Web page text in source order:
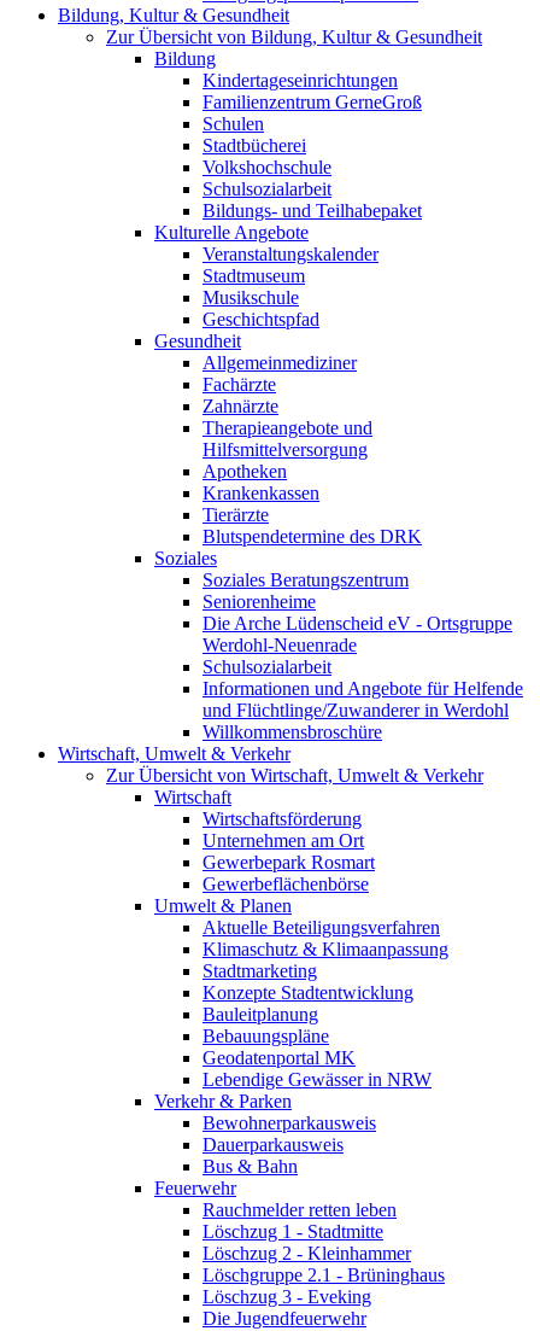
Bildung, Kultur & Gesundheit
Zur Übersicht von Bildung, Kultur & Gesundheit
Bildung
Kindertageseinrichtungen
Familienzentrum GerneGroß
Schulen
Stadtbücherei
Volkshochschule
Schulsozialarbeit
Bildungs- und Teilhabepaket
Kulturelle Angebote
Veranstaltungskalender
Stadtmuseum
Musikschule
Geschichtspfad
Gesundheit
Allgemeinmediziner
Fachärzte
Zahnärzte
Therapieangebote und
Hilfsmittelversorgung
Apotheken
Krankenkassen
Tierärzte
Blutspendetermine des DRK
Soziales
Soziales Beratungszentrum
Seniorenheime
Die Arche Lüdenscheid eV - Ortsgruppe
Werdohl-Neuenrade
Schulsozialarbeit
Informationen und Angebote für Helfende
und Flüchtlinge/Zuwanderer in Werdohl
Willkommensbroschüre
Wirtschaft, Umwelt & Verkehr
Zur Übersicht von Wirtschaft, Umwelt & Verkehr
Wirtschaft
Wirtschaftsförderung
Unternehmen am Ort
Gewerbepark Rosmart
Gewerbeflächenbörse
Umwelt & Planen
Aktuelle Beteiligungsverfahren
Klimaschutz & Klimaanpassung
Stadtmarketing
Konzepte Stadtentwicklung
Bauleitplanung
Bebauungspläne
Geodatenportal MK
Lebendige Gewässer in NRW
Verkehr & Parken
Bewohnerparkausweis
Dauerparkausweis
Bus & Bahn
Feuerwehr
Rauchmelder retten leben
Löschzug 1 - Stadtmitte
Löschzug 2 - Kleinhammer
Löschgruppe 2.1 - Brüninghaus
Löschzug 3 - Eveking
Die Jugendfeuerwehr